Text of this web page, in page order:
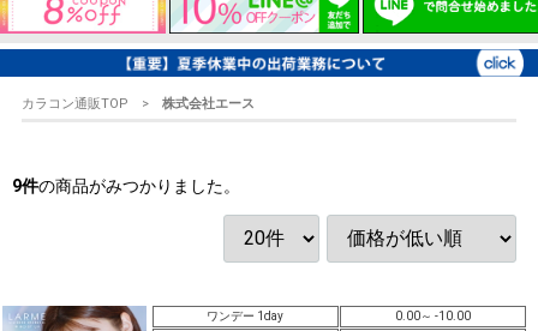
カラコン通販TOP 株式会社エース
9件の商品がみつかりました。
ワンデー 1day
0.00～ -10.00